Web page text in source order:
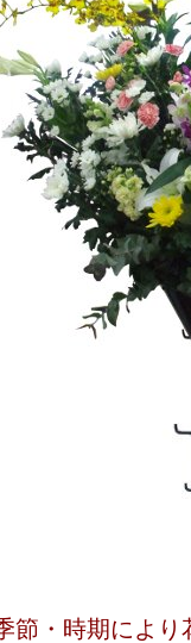
節・時期により